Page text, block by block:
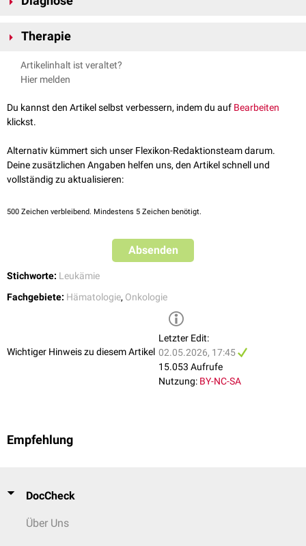
schwere
Anämie
entsprechend hoch.
Knochenmarkspunktion
Therapie
Behandelt wird mit Zytostatika
Artikelinhalt ist veraltet?
Hier melden
Du kannst den Artikel selbst verbessern, indem du auf Bearbeiten
klickst.
Alternativ kümmert sich unser Flexikon-Redaktionsteam darum.
Deine zusätzlichen Angaben helfen uns, den Artikel schnell und
vollständig zu aktualisieren:
500 Zeichen verbleibend. Mindestens 5 Zeichen benötigt.
Absenden
Stichworte: Leukämie
Fachgebiete: Hämatologie, Onkologie
Wichtiger Hinweis zu diesem Artikel
Letzter Edit:
02.05.2026, 17:45
15.053 Aufrufe
Nutzung: BY-NC-SA
Empfehlung
DocCheck
Über Uns